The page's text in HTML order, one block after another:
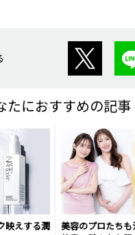
たにおすすめの記事
映えする潤
美容のプロたち